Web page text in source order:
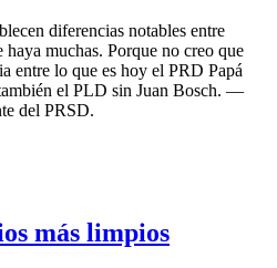
diferencias notables entre
muchas. Porque no creo que
entre lo que es hoy el PRD Papá
el PLD sin Juan Bosch. —
del PRSD.
más limpios